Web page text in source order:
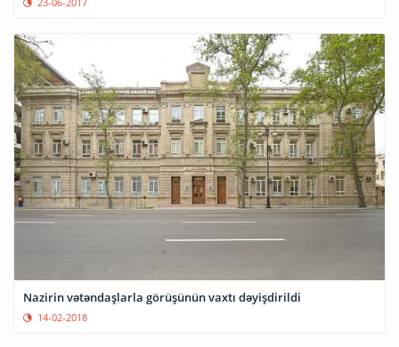
Nazirin vətəndaşlarla görüşünün vaxtı dəyişdirildi
14-02-2018